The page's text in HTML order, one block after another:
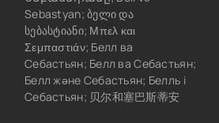
Sebastyan; ბელი და
სებასტიანი; Μπελ και
Σεμπαστιάν; Белл ва
Себастьян; Белл ва Себастьян;
Белл және Себастьян; Белль і
Себастьян; 贝尔和塞巴斯蒂安